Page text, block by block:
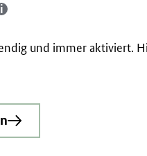
und immer aktiviert.